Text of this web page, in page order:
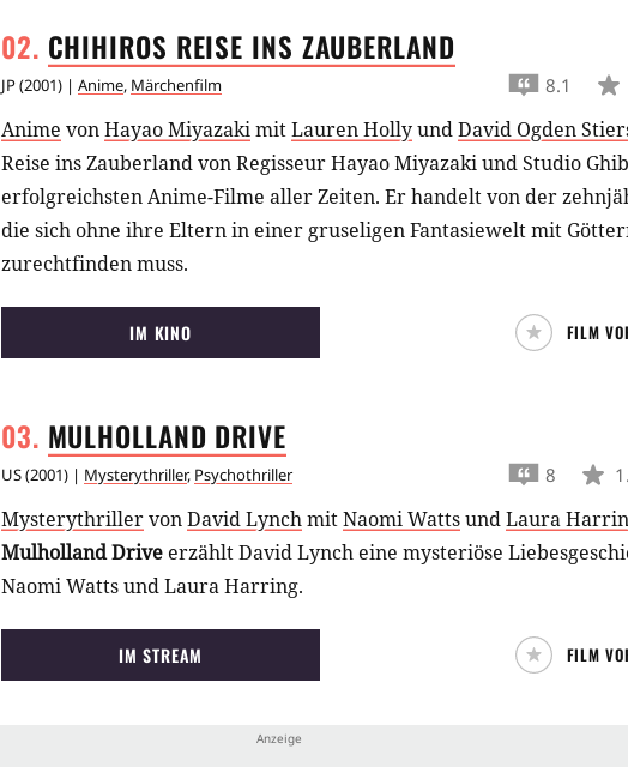
CHIHIROS REISE INS ZAUBERLAND
JP(2001) | Anime, Märchenfilm 8.1
Anime vonHayao MiyazakimitLauren HollyundDavid Ogden
Reise ins Zauberland von Regisseur Hayao Miyazaki und Studio
erfolgreichsten Anime-Filme aller Zeiten. Er handelt von der
die sich ohne ihre Eltern in einer gruseligen Fantasiewelt mit
zurechtfinden muss.
IM KINO FILM
MULHOLLAND DRIVE
US(2001) | Mysterythriller, Psychothriller 8
MysterythrillervonDavid LynchmitNaomi WattsundLaura
Mulholland Drive erzählt David Lynch eine mysteriöse
Naomi Watts und Laura Harring.
IM STREAM FILM